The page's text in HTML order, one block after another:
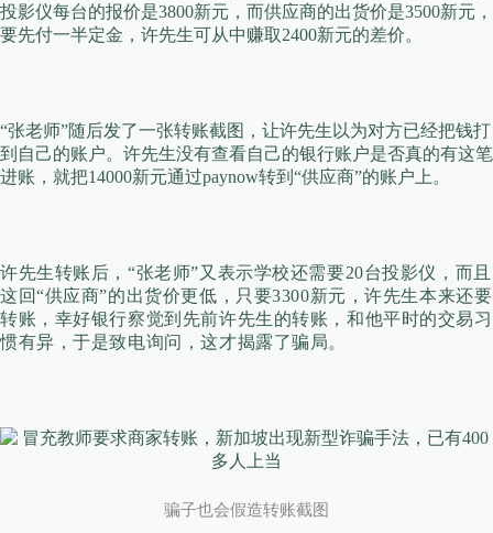
投影仪每台的报价是3800新元，而供应商的出货价是3500新元，
要先付一半定金，许先生可从中赚取2400新元的差价。
“张老师”随后发了一张转账截图，让许先生以为对方已经把钱打
到自己的账户。许先生没有查看自己的银行账户是否真的有这笔
进账，就把14000新元通过paynow转到“供应商”的账户上。
许先生转账后，“张老师”又表示学校还需要20台投影仪，而且
这回“供应商”的出货价更低，只要3300新元，许先生本来还要
转账，幸好银行察觉到先前许先生的转账，和他平时的交易习
惯有异，于是致电询问，这才揭露了骗局。
骗子也会假造转账截图